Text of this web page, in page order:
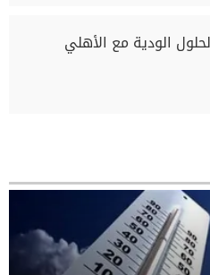
الودية مع الأهلي